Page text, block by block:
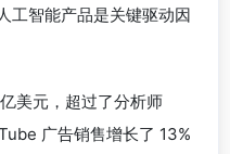
工智能产品是关键驱动因
美元，超过了分析师
广告销售增长了 13%